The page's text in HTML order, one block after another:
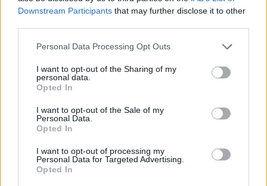
Downstream Participants that may further disclose it to other
Please note that this website/app uses one or more Google
not limited to your visit or usage behaviour. You may click to
grant or deny consent to Google and its third-party tags to
use your data for below specified purposes in below Google
consent section.
Personal Data Processing Opt Outs
I want to opt-out of the Sharing of my
personal data.
Opted In
I want to opt-out of the Sale of my
Personal Data.
Opted In
I want to opt-out of processing my
Personal Data for Targeted Advertising.
Opted In
Παιδείας να παρέμβει άμεσα και να επανεξετάσει την
γίνονται εις βάρος της ποιότητας της παρεχόμενης
εκπαίδευσης, ιδιαίτερα σε μαθήματα με βαρύνουσα
εθνική και παιδευτική σημασία.